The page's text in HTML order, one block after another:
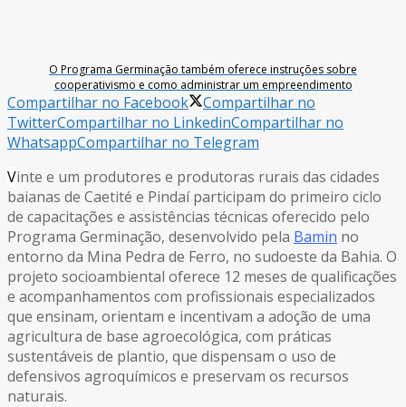
O Programa Germinação também oferece instruções sobre
cooperativismo e como administrar um empreendimento
Compartilhar no Facebook
Compartilhar no
TwitterCompartilhar no LinkedinCompartilhar no
WhatsappCompartilhar no Telegram
Vinte e um produtores e produtoras rurais das cidades
baianas de Caetité e Pindaí participam do primeiro ciclo
de capacitações e assistências técnicas oferecido pelo
Programa Germinação, desenvolvido pela Bamin no
entorno da Mina Pedra de Ferro, no sudoeste da Bahia. O
projeto socioambiental oferece 12 meses de qualificações
e acompanhamentos com profissionais especializados
que ensinam, orientam e incentivam a adoção de uma
agricultura de base agroecológica, com práticas
sustentáveis de plantio, que dispensam o uso de
defensivos agroquímicos e preservam os recursos
naturais.